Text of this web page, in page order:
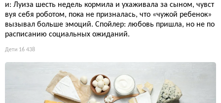
и: Луиза шесть недель кормила и ухаживала за сыном, чувст
вуя себя роботом, пока не призналась, что «чужой ребенок»
вызывал больше эмоций. Спойлер: любовь пришла, но не по
расписанию социальных ожиданий.
Дети 16 438